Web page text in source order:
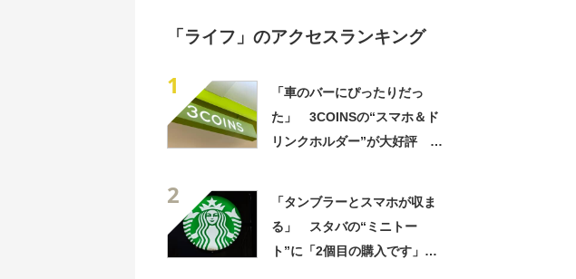
「ライフ」のアクセスランキング
1
「車のバーにぴったりだっ
た」 3COINSの“スマホ＆ド
リンクホルダー”が大好評
2
「タンブラーとスマホが収ま
る」 スタバの“ミニトー
ト”に「2個目の購入です」